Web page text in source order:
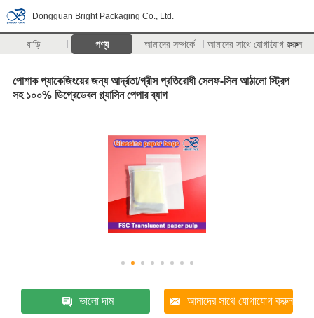
Dongguan Bright Packaging Co., Ltd.
বাড়ি পণ্য আমাদের সম্পর্কে আমাদের সাথে যোগাযোগ করুন
>>
পোশাক প্যাকেজিংয়ের জন্য আর্দ্রতা/গ্রীস প্রতিরোধী সেলফ-সিল আঠালো স্ট্রিপ
সহ ১০০% ডিগ্রেডেবল গ্ল্যাসিন পেপার ব্যাগ
ভালো দাম আমাদের সাথে যোগাযোগ করুন